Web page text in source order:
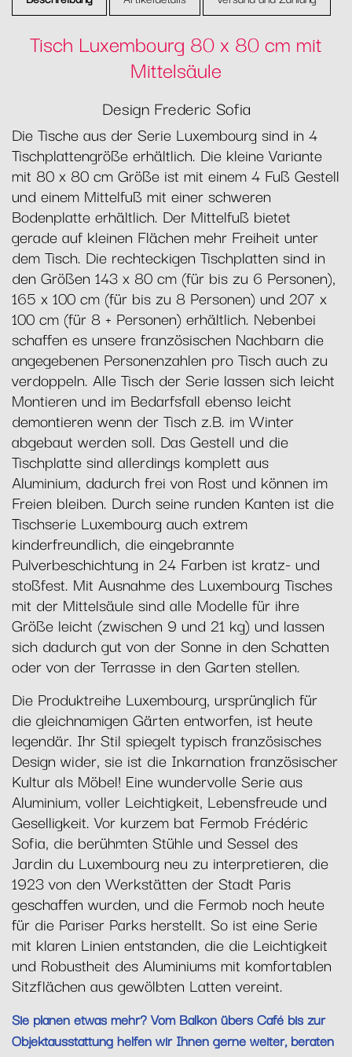
Tisch Luxembourg 80 x 80 cm mit
Mittelsäule
Design Frederic Sofia
Die Tische aus der Serie Luxembourg sind in 4
Tischplattengröße erhältlich. Die kleine Variante
mit 80 x 80 cm Größe ist mit einem 4 Fuß Gestell
und einem Mittelfuß mit einer schweren
Bodenplatte erhältlich. Der Mittelfuß bietet
gerade auf kleinen Flächen mehr Freiheit unter
dem Tisch. Die rechteckigen Tischplatten sind in
den Größen 143 x 80 cm (für bis zu 6 Personen),
165 x 100 cm (für bis zu 8 Personen) und 207 x
100 cm (für 8 + Personen) erhältlich. Nebenbei
schaffen es unsere französischen Nachbarn die
angegebenen Personenzahlen pro Tisch auch zu
verdoppeln. Alle Tisch der Serie lassen sich leicht
Montieren und im Bedarfsfall ebenso leicht
demontieren wenn der Tisch z.B. im Winter
abgebaut werden soll. Das Gestell und die
Tischplatte sind allerdings komplett aus
Aluminium, dadurch frei von Rost und können im
Freien bleiben. Durch seine runden Kanten ist die
Tischserie Luxembourg auch extrem
kinderfreundlich, die eingebrannte
Pulverbeschichtung in 24 Farben ist kratz- und
stoßfest. Mit Ausnahme des Luxembourg Tisches
mit der Mittelsäule sind alle Modelle für ihre
Größe leicht (zwischen 9 und 21 kg) und lassen
sich dadurch gut von der Sonne in den Schatten
oder von der Terrasse in den Garten stellen.
Die Produktreihe Luxembourg, ursprünglich für
die gleichnamigen Gärten entworfen, ist heute
legendär. Ihr Stil spiegelt typisch französisches
Design wider, sie ist die Inkarnation französischer
Kultur als Möbel! Eine wundervolle Serie aus
Aluminium, voller Leichtigkeit, Lebensfreude und
Geselligkeit. Vor kurzem bat Fermob Frédéric
Sofia, die berühmten Stühle und Sessel des
Jardin du Luxembourg neu zu interpretieren, die
1923 von den Werkstätten der Stadt Paris
geschaffen wurden, und die Fermob noch heute
für die Pariser Parks herstellt. So ist eine Serie
mit klaren Linien entstanden, die die Leichtigkeit
und Robustheit des Aluminiums mit komfortablen
Sitzflächen aus gewölbten Latten vereint.
Sie planen etwas mehr? Vom Balkon übers Café bis zur
Objektausstattung helfen wir Ihnen gerne weiter, beraten